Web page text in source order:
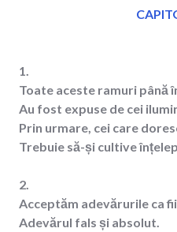
1.
Toate aceste ramuri până
Au fost expuse de cei
Prin urmare, cei care
Trebuie să-și cultive
2.
Acceptăm adevărurile ca
Adevărul fals și absolut.